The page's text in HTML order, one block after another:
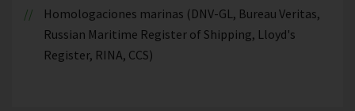
Homologaciones marinas (DNV-GL, Bureau Veritas,
Russian Maritime Register of Shipping, Lloyd's
Register, RINA, CCS)